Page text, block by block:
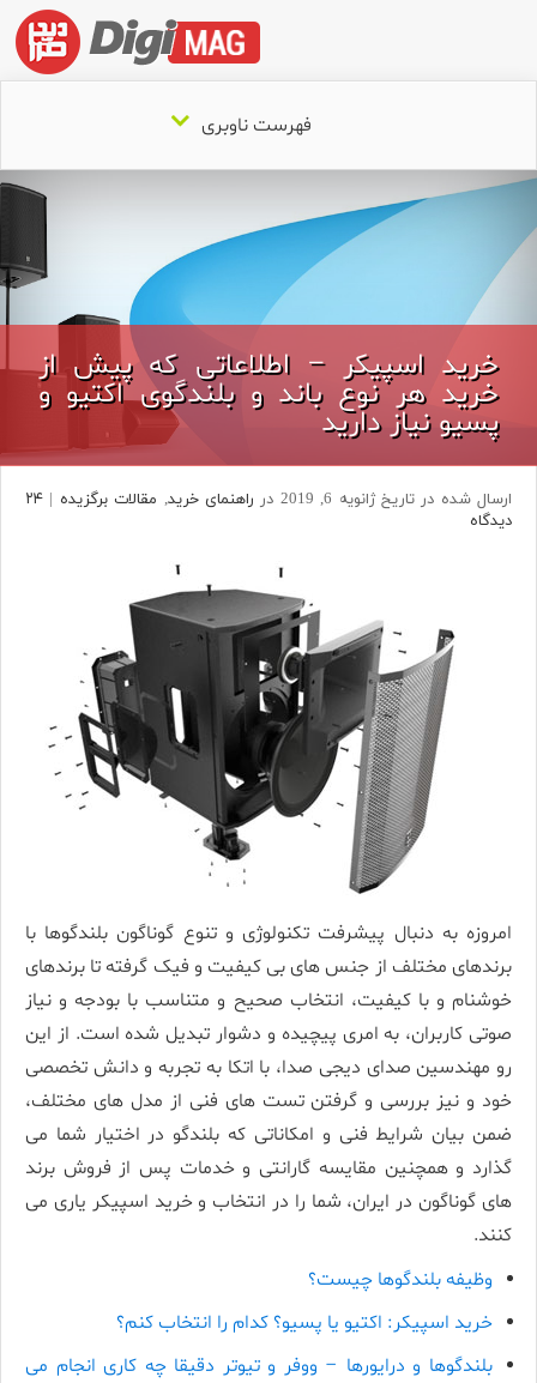
فهرست ناوبری
خرید اسپیکر – اطلاعاتی که پیش از
خرید هر نوع باند و بلندگوی اکتیو و
پسیو نیاز دارید
ارسال شده در تاریخ ژانویه 6, 2019 در راهنمای خرید, مقالات برگزیده | ۲۴
دیدگاه
امروزه به دنبال پیشرفت تکنولوژی و تنوع گوناگون بلندگوها با
برندهای مختلف از جنس های بی کیفیت و فیک گرفته تا برندهای
خوشنام و با کیفیت، انتخاب صحیح و متناسب با بودجه و نیاز
صوتی کاربران، به امری پیچیده و دشوار تبدیل شده است. از این
رو مهندسین صدای دیجی صدا، با اتکا به تجربه و دانش تخصصی
خود و نیز بررسی و گرفتن تست های فنی از مدل های مختلف،
ضمن بیان شرایط فنی و امکاناتی که بلندگو در اختیار شما می
گذارد و همچنین مقایسه گارانتی و خدمات پس از فروش برند
های گوناگون در ایران، شما را در انتخاب و خرید اسپیکر یاری می
کنند.
وظیفه بلندگوها چیست؟
خرید اسپیکر: اکتیو یا پسیو؟ کدام را انتخاب کنم؟
بلندگوها و درایورها – ووفر و تیوتر دقیقا چه کاری انجام می